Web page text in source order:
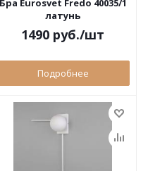
Бра Eurosvet Fredo 40035/1
латунь
1490 руб./шт
Подробнее